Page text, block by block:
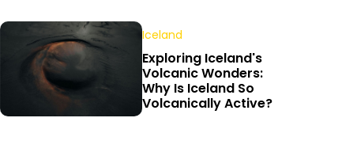
Iceland
Exploring Iceland's
Volcanic Wonders:
Why Is Iceland So
Volcanically Active?